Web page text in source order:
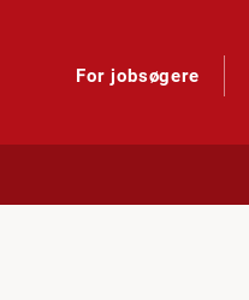
For jobsøgere